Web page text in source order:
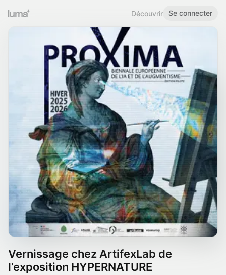
Découvrir Se connecter
Vernissage chez ArtifexLab de
l’exposition HYPERNATURE